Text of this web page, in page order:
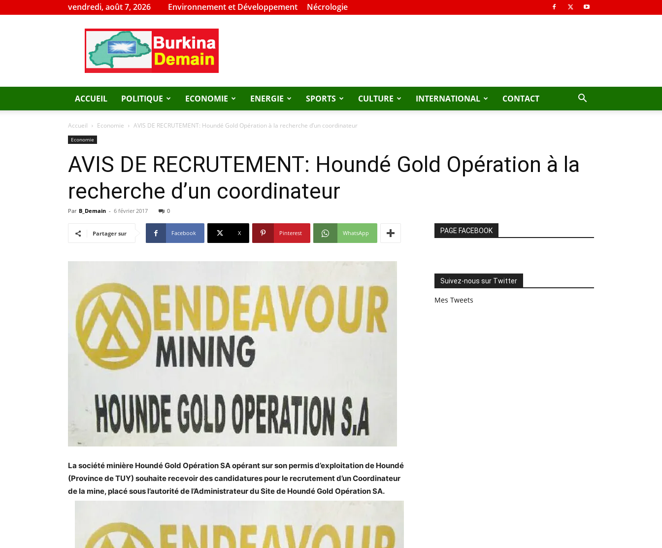
vendredi, août 7, 2026 Environnement et Développement Nécrologie
Burkina
Demain
ACCUEIL POLITIQUE ECONOMIE ENERGIE SPORTS CULTURE INTERNATIONAL CONTACT
Accueil Economie AVIS DE RECRUTEMENT: Houndé Gold Opération à la recherche d’un coordinateur
Economie
AVIS DE RECRUTEMENT: Houndé Gold Opération à la
recherche d’un coordinateur
Par B_Demain - 6 février 2017 0
Partager sur Facebook X Pinterest WhatsApp
La société minière Houndé Gold Opération SA opérant sur son permis d’exploitation de Houndé
(Province de TUY) souhaite recevoir des candidatures pour le recrutement d’un Coordinateur
de la mine, placé sous l’autorité de l’Administrateur du Site de Houndé Gold Opération SA.
PAGE FACEBOOK
Suivez-nous sur Twitter
Mes Tweets